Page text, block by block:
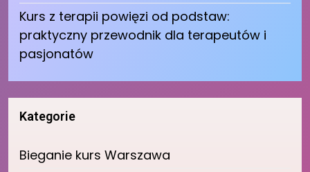
Kurs z terapii powięzi od podstaw:
praktyczny przewodnik dla terapeutów i
pasjonatów
Kategorie
Bieganie kurs Warszawa